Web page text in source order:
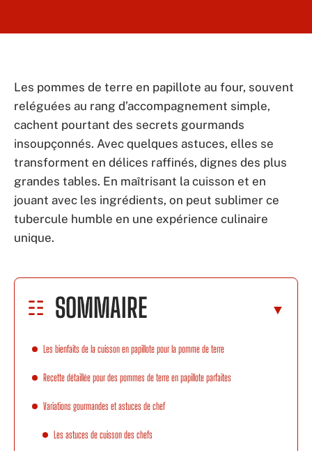
Les pommes de terre en papillote au four, souvent
reléguées au rang d’accompagnement simple,
cachent pourtant des secrets gourmands
insoupçonnés. Avec quelques astuces, elles se
transforment en délices raffinés, dignes des plus
grandes tables. En maîtrisant la cuisson et en
jouant avec les ingrédients, on peut sublimer ce
tubercule humble en une expérience culinaire
unique.
SOMMAIRE
Les bienfaits de la cuisson en papillote pour la pomme de terre
Recette détaillée pour des pommes de terre en papillote parfaites
Variations gourmandes et astuces de chef
Les astuces de cuisson des chefs